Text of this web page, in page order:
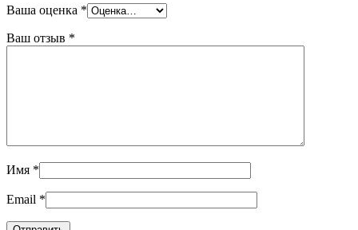
Ваша оценка *
Ваш отзыв *
Имя *
Email *